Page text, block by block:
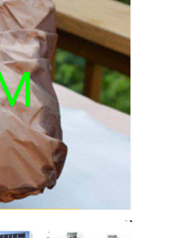
Lasciate un messaggio
Ti richiameremo presto!